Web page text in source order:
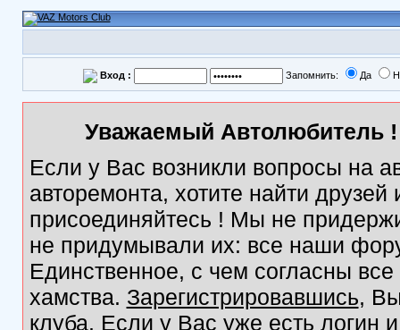
Вход : Запомнить: Да
Уважаемый Автолюбитель
Если у Вас возникли вопросы на
авторемонта, хотите найти
присоединяйтесь ! Мы не
не придумывали их: все наши
Единственное, с чем согласны
хамства. Зарегистрировавшись,
клуба. Если у Вас уже есть логин